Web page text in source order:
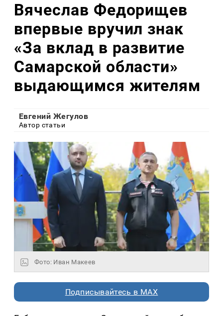
Вячеслав Федорищев
впервые вручил знак
«За вклад в развитие
Самарской области»
выдающимся жителям
Евгений Жегулов
Автор статьи
Фото: Иван Макеев
Подписывайтесь в MAX